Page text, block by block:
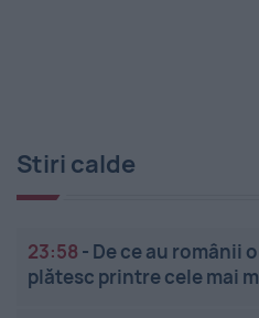
Stiri calde
23:58 - De ce au românii
plătesc printre cele mai